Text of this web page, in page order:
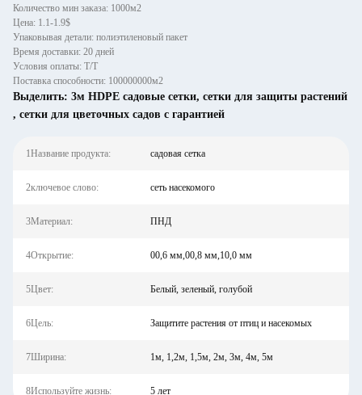
Количество мин заказа: 1000м2
Цена: 1.1-1.9$
Упаковывая детали: полиэтиленовый пакет
Время доставки: 20 дней
Условия оплаты: Т/Т
Поставка способности: 100000000м2
Выделить: 3м HDPE садовые сетки, сетки для защиты растений
, сетки для цветочных садов с гарантией
1Название продукта: садовая сетка
2ключевое слово: сеть насекомого
3Материал: ПНД
4Открытие: 00,6 мм,00,8 мм,10,0 мм
5Цвет: Белый, зеленый, голубой
6Цель: Защитите растения от птиц и насекомых
7Ширина: 1м, 1,2м, 1,5м, 2м, 3м, 4м, 5м
8Используйте жизнь: 5 лет